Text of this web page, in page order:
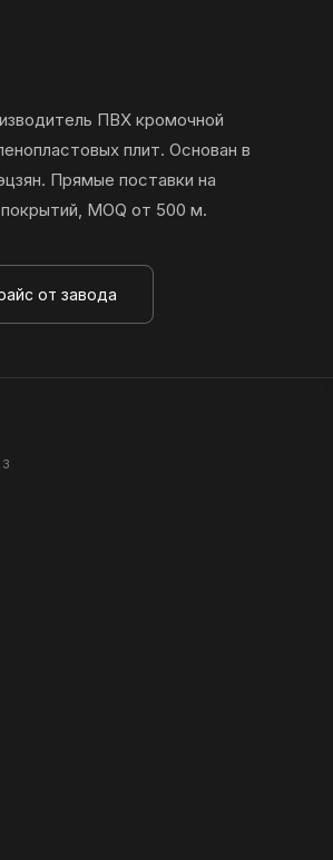
ПВХ кромочной
плит. Основан в
Прямые поставки на
MOQ от 500 м.
от завода